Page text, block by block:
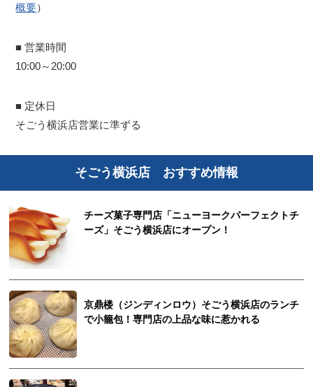
概要）
■ 営業時間
10:00～20:00
■ 定休日
そごう横浜店営業に準ずる
そごう横浜店 おすすめ情報
チーズ菓子専門店「ニューヨークパーフェクトチ
ーズ」そごう横浜店にオープン！
京鼎楼（ジンディンロウ）そごう横浜店のランチ
で小籠包！専門店の上品な味に惹かれる